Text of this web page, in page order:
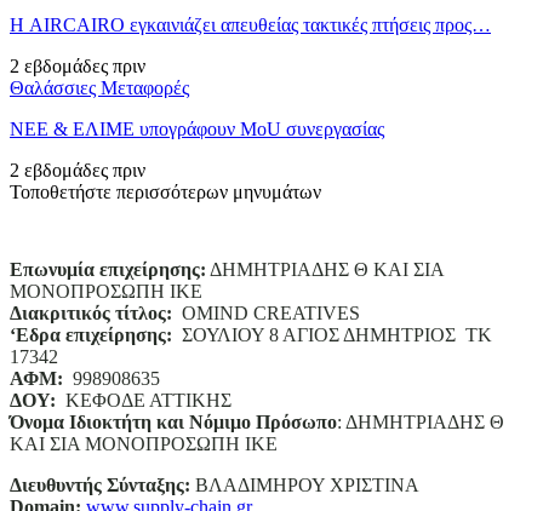
Η AIRCAIRO εγκαινιάζει απευθείας τακτικές πτήσεις προς…
2 εβδομάδες πριν
Θαλάσσιες Μεταφορές
ΝΕΕ & ΕΛΙΜΕ υπογράφουν MoU συνεργασίας
2 εβδομάδες πριν
Τοποθετήστε περισσότερων μηνυμάτων
Επωνυμία επιχείρησης: ΔΗΜΗΤΡΙΑΔΗΣ Θ ΚΑΙ ΣΙΑ
ΜΟΝΟΠΡΟΣΩΠΗ ΙΚΕ
Διακριτικός τίτλος: ΟΜΙΝD CREATIVES
‘Eδρα επιχείρησης: ΣΟΥΛΙΟΥ 8 ΑΓΙΟΣ ΔΗΜΗΤΡΙΟΣ ΤΚ
17342
ΑΦΜ: 998908635
ΔΟΥ: ΚΕΦΟΔΕ ΑΤΤΙΚΗΣ
Όνομα Ιδιοκτήτη και Νόμιμο Πρόσωπο: ΔΗΜΗΤΡΙΑΔΗΣ Θ
ΚΑΙ ΣΙΑ ΜΟΝΟΠΡΟΣΩΠΗ ΙΚΕ
Διευθυντής Σύνταξης: ΒΛΑΔΙΜΗΡΟΥ ΧΡΙΣΤΙΝΑ
Domain: www.supply-chain.gr